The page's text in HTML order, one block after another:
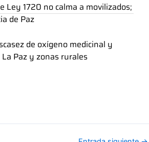
Ley 1720 no calma a movilizados;
de Paz
de oxígeno medicinal y
Paz y zonas rurales